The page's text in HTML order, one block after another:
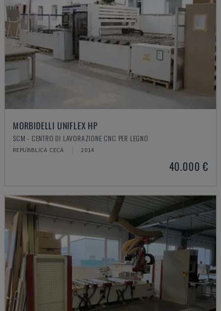
MORBIDELLI UNIFLEX HP
SCM - CENTRO DI LAVORAZIONE CNC PER LEGNO
REPUBBLICA CECA 2014
40.000 €